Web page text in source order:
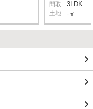
間取 3LDK
土地 -㎡